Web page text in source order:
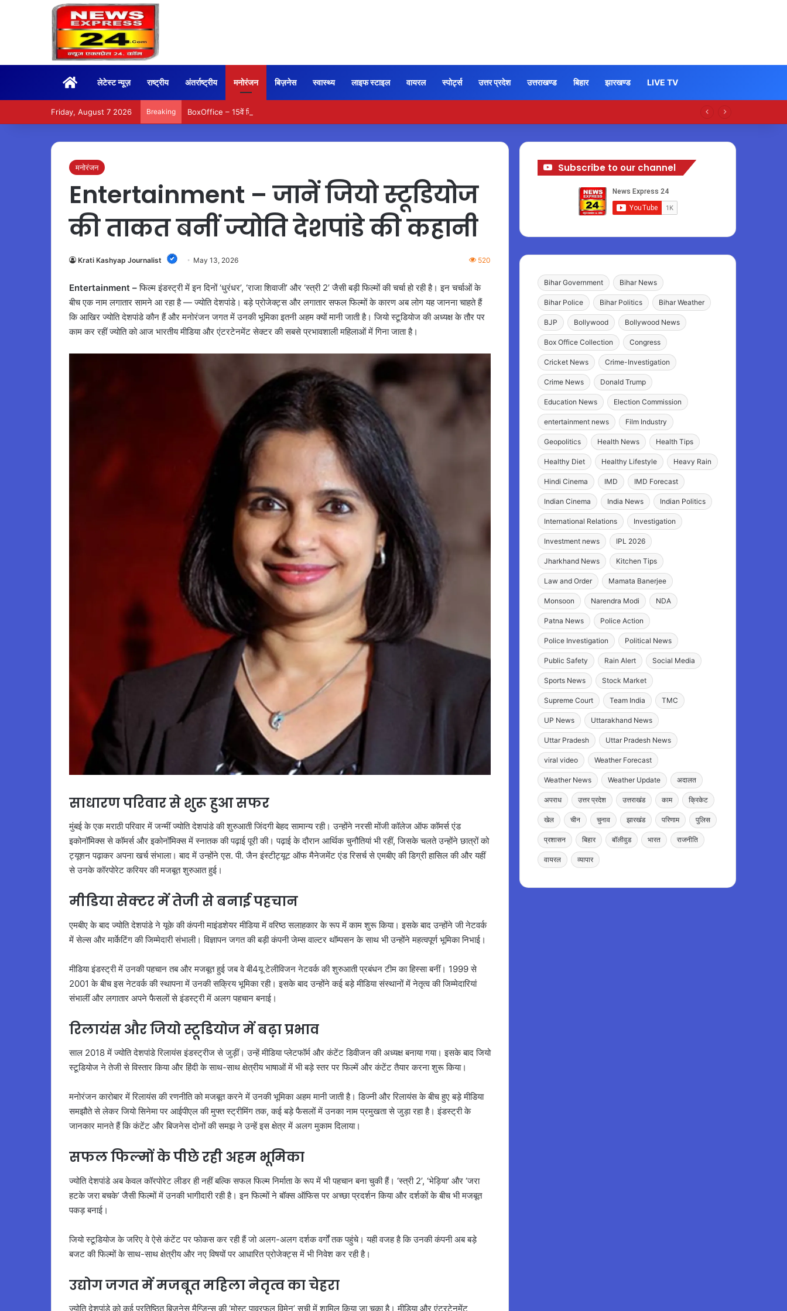
Homeलेटेस्ट न्यूज़ राष्ट्रीय अंतर्राष्ट्रीय मनोरंजन बिज़नेस स्वास्थ्य लाइफ स्टाइल वायरल स्पोर्ट्स उत्तर प्रदेश उत्तराखण्ड बिहार झारखण्ड LIVE TV
Friday, August 7 2026 Breaking BoxOffice – 15वें दिन भी कायम रही ‘जन नायकन’ की रफ्तार, 185 करोड़ के पार पहुंची कमाई…
मनोरंजन
Entertainment – जानें जियो स्टूडियोज
की ताकत बनीं ज्योति देशपांडे की कहानी
Krati Kashyap Journalist May 13, 2026 520
Entertainment –फिल्म इंडस्ट्री में इन दिनों ‘धुरंधर’, ‘राजा शिवाजी’ और ‘स्त्री 2’ जैसी बड़ी फिल्मों की चर्चा हो रही है। इन चर्चाओं के
बीच एक नाम लगातार सामने आ रहा है — ज्योति देशपांडे। बड़े प्रोजेक्ट्स और लगातार सफल फिल्मों के कारण अब लोग यह जानना चाहते हैं
कि आखिर ज्योति देशपांडे कौन हैं और मनोरंजन जगत में उनकी भूमिका इतनी अहम क्यों मानी जाती है। जियो स्टूडियोज की अध्यक्ष के तौर पर
काम कर रहीं ज्योति को आज भारतीय मीडिया और एंटरटेनमेंट सेक्टर की सबसे प्रभावशाली महिलाओं में गिना जाता है।
साधारण परिवार से शुरू हुआ सफर
मुंबई के एक मराठी परिवार में जन्मीं ज्योति देशपांडे की शुरुआती जिंदगी बेहद सामान्य रही। उन्होंने नरसी मोंजी कॉलेज ऑफ कॉमर्स एंड
इकोनॉमिक्स से कॉमर्स और इकोनॉमिक्स में स्नातक की पढ़ाई पूरी की। पढ़ाई के दौरान आर्थिक चुनौतियां भी रहीं, जिसके चलते उन्होंने छात्रों को
ट्यूशन पढ़ाकर अपना खर्च संभाला। बाद में उन्होंने एस. पी. जैन इंस्टीट्यूट ऑफ मैनेजमेंट एंड रिसर्च से एमबीए की डिग्री हासिल की और यहीं
से उनके कॉरपोरेट करियर की मजबूत शुरुआत हुई।
मीडिया सेक्टर में तेजी से बनाई पहचान
एमबीए के बाद ज्योति देशपांडे ने यूके की कंपनी माइंडशेयर मीडिया में वरिष्ठ सलाहकार के रूप में काम शुरू किया। इसके बाद उन्होंने जी नेटवर्क
में सेल्स और मार्केटिंग की जिम्मेदारी संभाली। विज्ञापन जगत की बड़ी कंपनी जेम्स वाल्टर थॉम्पसन के साथ भी उन्होंने महत्वपूर्ण भूमिका निभाई।
मीडिया इंडस्ट्री में उनकी पहचान तब और मजबूत हुई जब वे बी4यू टेलीविजन नेटवर्क की शुरुआती प्रबंधन टीम का हिस्सा बनीं। 1999 से
2001 के बीच इस नेटवर्क की स्थापना में उनकी सक्रिय भूमिका रही। इसके बाद उन्होंने कई बड़े मीडिया संस्थानों में नेतृत्व की जिम्मेदारियां
संभालीं और लगातार अपने फैसलों से इंडस्ट्री में अलग पहचान बनाई।
रिलायंस और जियो स्टूडियोज में बढ़ा प्रभाव
साल 2018 में ज्योति देशपांडे रिलायंस इंडस्ट्रीज से जुड़ीं। उन्हें मीडिया प्लेटफॉर्म और कंटेंट डिवीजन की अध्यक्ष बनाया गया। इसके बाद जियो
स्टूडियोज ने तेजी से विस्तार किया और हिंदी के साथ-साथ क्षेत्रीय भाषाओं में भी बड़े स्तर पर फिल्में और कंटेंट तैयार करना शुरू किया।
मनोरंजन कारोबार में रिलायंस की रणनीति को मजबूत करने में उनकी भूमिका अहम मानी जाती है। डिज्नी और रिलायंस के बीच हुए बड़े मीडिया
समझौते से लेकर जियो सिनेमा पर आईपीएल की मुफ्त स्ट्रीमिंग तक, कई बड़े फैसलों में उनका नाम प्रमुखता से जुड़ा रहा है। इंडस्ट्री के
जानकार मानते हैं कि कंटेंट और बिजनेस दोनों की समझ ने उन्हें इस क्षेत्र में अलग मुकाम दिलाया।
सफल फिल्मों के पीछे रही अहम भूमिका
ज्योति देशपांडे अब केवल कॉरपोरेट लीडर ही नहीं बल्कि सफल फिल्म निर्माता के रूप में भी पहचान बना चुकी हैं। ‘स्त्री 2’, ‘भेड़िया’ और ‘जरा
हटके जरा बचके’ जैसी फिल्मों में उनकी भागीदारी रही है। इन फिल्मों ने बॉक्स ऑफिस पर अच्छा प्रदर्शन किया और दर्शकों के बीच भी मजबूत
पकड़ बनाई।
जियो स्टूडियोज के जरिए वे ऐसे कंटेंट पर फोकस कर रही हैं जो अलग-अलग दर्शक वर्गों तक पहुंचे। यही वजह है कि उनकी कंपनी अब बड़े
बजट की फिल्मों के साथ-साथ क्षेत्रीय और नए विषयों पर आधारित प्रोजेक्ट्स में भी निवेश कर रही है।
उद्योग जगत में मजबूत महिला नेतृत्व का चेहरा
ज्योति देशपांडे को कई प्रतिष्ठित बिजनेस मैग्जिन्स की ‘मोस्ट पावरफुल विमेन’ सूची में शामिल किया जा चुका है। मीडिया और एंटरटेनमेंट
Subscribe to our channel
Bihar Government Bihar News
Bihar Police Bihar Politics Bihar Weather
BJP Bollywood Bollywood News
Box Office Collection Congress
Cricket News Crime-Investigation
Crime News Donald Trump
Education News Election Commission
entertainment news Film Industry
Geopolitics Health News Health Tips
Healthy Diet Healthy Lifestyle Heavy Rain
Hindi Cinema IMD IMD Forecast
Indian Cinema India News Indian Politics
International Relations Investigation
Investment news IPL 2026
Jharkhand News Kitchen Tips
Law and Order Mamata Banerjee
Monsoon Narendra Modi NDA
Patna News Police Action
Police Investigation Political News
Public Safety Rain Alert Social Media
Sports News Stock Market
Supreme Court Team India TMC
UP News Uttarakhand News
Uttar Pradesh Uttar Pradesh News
viral video Weather Forecast
Weather News Weather Update अदालत
अपराध उत्तर प्रदेश उत्तराखंड काम क्रिकेट
खेल चीन चुनाव झारखंड परिणाम पुलिस
प्रशासन बिहार बॉलीवुड भारत राजनीति
वायरल व्यापार